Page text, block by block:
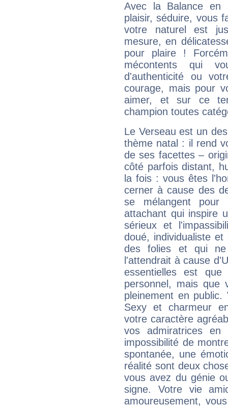
Avec la Balance en
plaisir, séduire, vous
votre naturel est
mesure, en
pour plaire !
mécontents qui
d'authenticité ou
courage, mais pour
aimer, et sur ce
champion toutes
Le Verseau est un
thème natal : il rend
de ses facettes –
côté parfois distant,
la fois : vous êtes
cerner à cause des
se mélangent
attachant qui inspire
sérieux et
doué, individualiste
des folies et qui
l'attendrait à cause
essentielles est
personnel, mais que
pleinement en
Sexy et charmeur
votre caractère
vos admiratrices
impossibilité de
spontanée, une
réalité sont deux
vous avez du génie
signe. Votre vie
amoureusement,